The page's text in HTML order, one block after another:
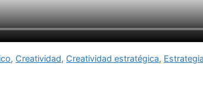
, Creatividad, Creatividad estratégica, Estrategia